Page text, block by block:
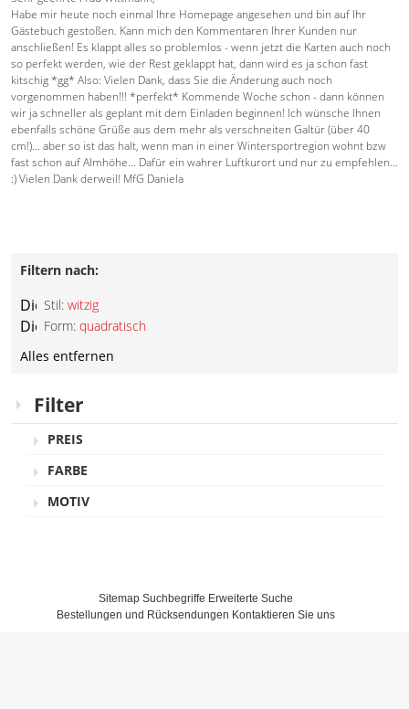
Habe mir heute noch einmal Ihre Homepage angesehen und bin auf Ihr
Gästebuch gestoßen. Kann mich den Kommentaren Ihrer Kunden nur
anschließen! Es klappt alles so problemlos - wenn jetzt die Karten auch noch
so perfekt werden, wie der Rest geklappt hat, dann wird es ja schon fast
kitschig *gg* Also: Vielen Dank, dass Sie die Änderung auch noch
vorgenommen haben!!! *perfekt* Kommende Woche schon - dann können
wir ja schneller als geplant mit dem Einladen beginnen! Ich wünsche Ihnen
ebenfalls schöne Grüße aus dem mehr als verschneiten Galtür (über 40
cm!)... aber so ist das halt, wenn man in einer Wintersportregion wohnt bzw
fast schon auf Almhöhe... Dafür ein wahrer Luftkurort und nur zu empfehlen...
:) Vielen Dank derweil! MfG Daniela
Filtern nach:
Stil: witzig
Diesen
Artikel
entfernen
Form: quadratisch
Diesen
entfernen
Alles entfernen
Filter
PREIS
FARBE
MOTIV
Sitemap Suchbegriffe Erweiterte Suche
Bestellungen und Rücksendungen Kontaktieren Sie uns